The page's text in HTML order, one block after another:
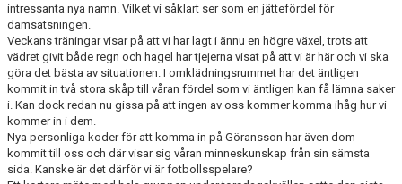
intressanta nya namn. Vilket vi såklart ser som en jättefördel för
damsatsningen.
Veckans träningar visar på att vi har lagt i ännu en högre växel, trots att
vädret givit både regn och hagel har tjejerna visat på att vi är här och vi ska
göra det bästa av situationen. I omklädningsrummet har det äntligen
kommit in två stora skåp till våran fördel som vi äntligen kan få lämna saker
i. Kan dock redan nu gissa på att ingen av oss kommer komma ihåg hur vi
kommer in i dem.
Nya personliga koder för att komma in på Göransson har även dom
kommit till oss och där visar sig våran minneskunskap från sin sämsta
sida. Kanske är det därför vi är fotbollsspelare?